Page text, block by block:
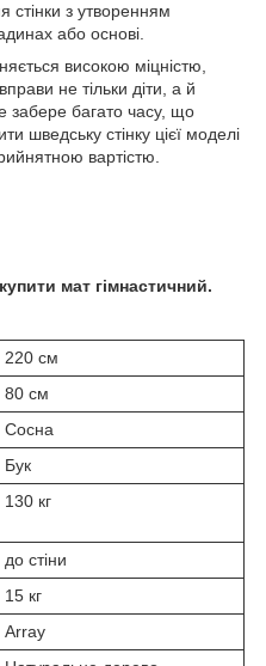
з утворенням
або основі.
високою міцністю,
не тільки діти, а й
забере багато часу, що
шведську стінку цієї моделі
вартістю.
мат гімнастичний.
220 см
80 см
Сосна
Бук
130 кг
до стіни
15 кг
Array